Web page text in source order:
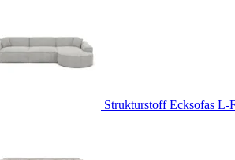
Strukturstoff Ecksofas L-